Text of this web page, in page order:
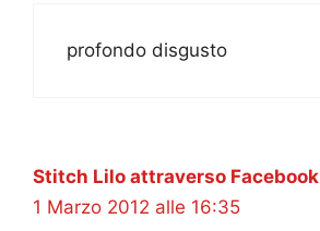
profondo disgusto
Stitch Lilo attraverso Facebook
1 Marzo 2012 alle 16:35